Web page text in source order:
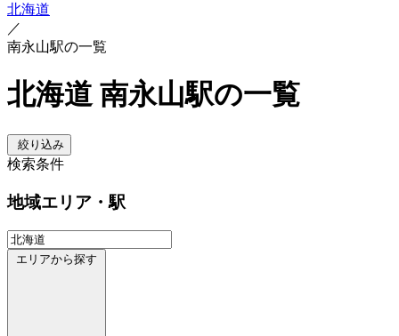
北海道
／
南永山駅の一覧
北海道 南永山駅の一覧
絞り込み
検索条件
地域エリア・駅
エリアから探す